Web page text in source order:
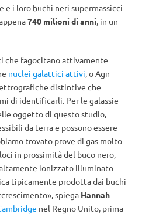
e i loro buchi neri supermassicci
740 milioni di anni, in un
che fagocitano attivamente
nuclei galattici attivi, o Agn –
distintive che
di identificarli. Per le galassie
oggetto di questo studio,
da terra e possono essere
trovato prove di gas molto
in prossimità del buco nero,
ionizzato illuminato
tipicamente prodotta dai buchi
spiega Hannah
nel Regno Unito, prima